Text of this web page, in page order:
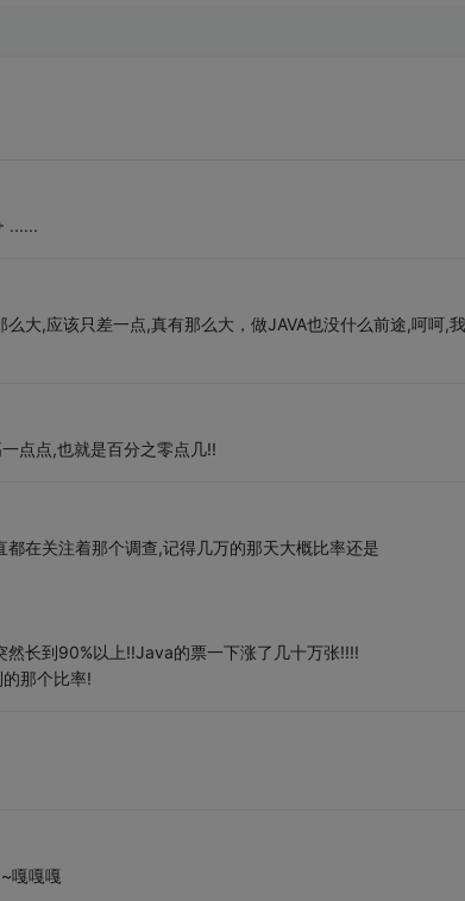
......
大,应该只差一点,真有那么大，做JAVA也没什么前途,呵呵,
点点,也就是百分之零点几!!
在关注着那个调查,记得几万的那天大概比率还是
长到90%以上!!Java的票一下涨了几十万张!!!!
那个比率!
嘎嘎嘎